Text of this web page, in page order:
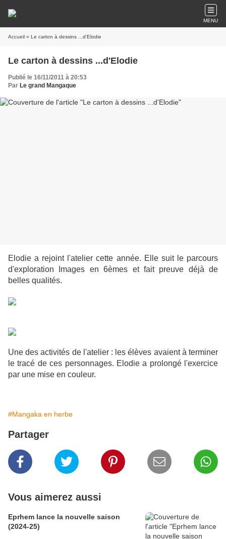
MENU
Accueil » Le carton à dessins ...d'Elodie
Le carton à dessins ...d'Elodie
Publié le 16/11/2011 à 20:53
Par Le grand Mangaque
Elodie a rejoint l'atelier cette année. Elle suit le parcours
d'exploration Images en 6èmes et fait preuve déjà de
belles qualités.
Une des activités de l'atelier : les élèves avaient à terminer
le tracé de ces personnages. Elodie a prolongé l'exercice
par une mise en couleur.
#Mangaka en herbe
Partager
Vous aimerez aussi
Eprhem lance la nouvelle saison
(2024-25)